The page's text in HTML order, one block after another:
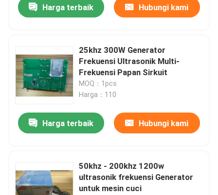
Harga terbaik Hubungi kami
25khz 300W Generator
Frekuensi Ultrasonik Multi-
Frekuensi Papan Sirkuit
MOQ：1pcs
Harga：110
Harga terbaik Hubungi kami
50khz - 200khz 1200w
ultrasonik frekuensi Generator
untuk mesin cuci